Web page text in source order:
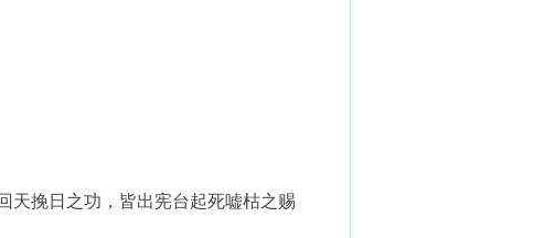
天挽日之功，皆出宪台起死嘘枯之赐